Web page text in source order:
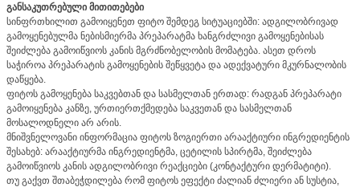
განსაკუთრებული მითითებები
სინფრთხილით გამოიყენეთ ფიტო შემდეგ სიტუაციებში: ადგილობრივად
გამოყენებულმა ნებისმიერმა პრეპარატმა ხანგრძლივი გამოყენებისას
შეიძლება გამოიწვიოს კანის მგრძნობელობის მომატება. ასეთ დროს
საჭიროა პრეპარატის გამოყენების შეწყვეტა და ადექვატური მკურნალობის
დაწყება.
ფიტოს გამოყენება საკვებთან და სასმელთან ერთად: რადგან პრეპარატი
გამოიყენება კანზე, ურთიერთქმედება საკვეთან და სასმელთან
მოსალოდნელი არ არის.
მნიშვნელოვანი ინფორმაცია ფიტოს ზოგიერთი არააქტიური ინგრედიენტის
შესახებ: არააქტიურმა ინგრედიენტმა, ცეტილის სპირტმა, შეიძლება
გამოიწვიოს კანის ადგილობრივი რეაქციები (კონტაქტური დერმატიტი).
თუ გაქვთ შთაბეჭდილება რომ ფიტოს ეფექტი ძალიან ძლიერი ან სუსტია,